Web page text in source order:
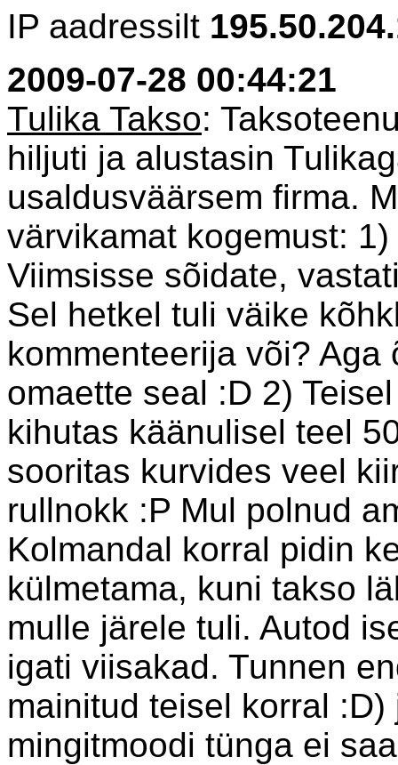
IP aadressilt
2009-07-28 00:44:21
Tulika Takso:
hiljuti ja alustasin
usaldusväärsem firma.
värvikamat kogemust:
Viimsisse sõidate,
Sel hetkel tuli väike
kommenteerija või?
omaette seal :D 2)
kihutas käänulisel teel
sooritas kurvides veel
rullnokk :P Mul polnud
Kolmandal korral pidin
külmetama, kuni takso
mulle järele tuli. Autod
igati viisakad. Tunnen
mainitud teisel korral
mingitmoodi tünga ei